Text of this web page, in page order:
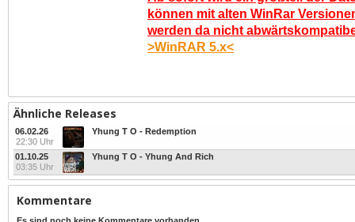
können mit alten WinRar
werden da nicht
>WinRAR 5.x<
Ähnliche Releases
06.02.26
22:30 Uhr
Yhung T O - Redemption
01.10.25
03:35 Uhr
Yhung T O - Yhung And Rich
Kommentare